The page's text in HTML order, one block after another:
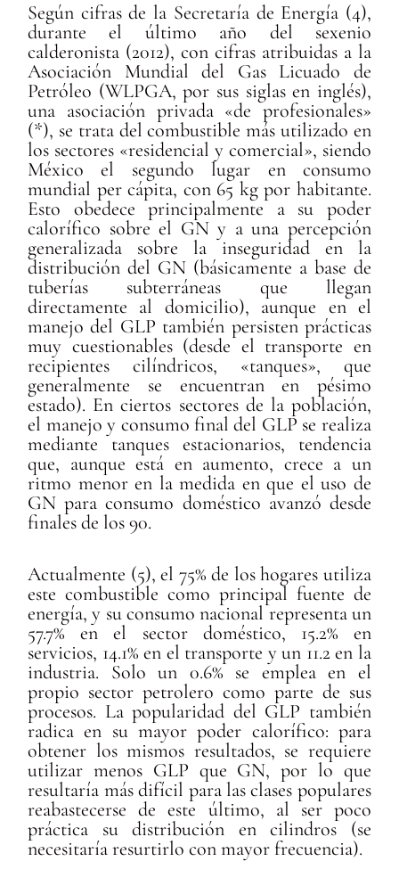
Según cifras de la Secretaría de Energía (4),
durante el último año del sexenio
calderonista (2012), con cifras atribuidas a la
Asociación Mundial del Gas Licuado de
Petróleo (WLPGA, por sus siglas en inglés),
una asociación privada «de profesionales»
(*), se trata del combustible más utilizado en
los sectores «residencial y comercial», siendo
México el segundo lugar en consumo
mundial per cápita, con 65 kg por habitante.
Esto obedece principalmente a su poder
calorífico sobre el GN y a una percepción
generalizada sobre la inseguridad en la
distribución del GN (básicamente a base de
tuberías subterráneas que llegan
directamente al domicilio), aunque en el
manejo del GLP también persisten prácticas
muy cuestionables (desde el transporte en
recipientes cilíndricos, «tanques», que
generalmente se encuentran en pésimo
estado). En ciertos sectores de la población,
el manejo y consumo final del GLP se realiza
mediante tanques estacionarios, tendencia
que, aunque está en aumento, crece a un
ritmo menor en la medida en que el uso de
GN para consumo doméstico avanzó desde
finales de los 90.
Actualmente (5), el 75% de los hogares utiliza
este combustible como principal fuente de
energía, y su consumo nacional representa un
57.7% en el sector doméstico, 15.2% en
servicios, 14.1% en el transporte y un 11.2 en la
industria. Solo un 0.6% se emplea en el
propio sector petrolero como parte de sus
procesos. La popularidad del GLP también
radica en su mayor poder calorífico: para
obtener los mismos resultados, se requiere
utilizar menos GLP que GN, por lo que
resultaría más difícil para las clases populares
reabastecerse de este último, al ser poco
práctica su distribución en cilindros (se
necesitaría resurtirlo con mayor frecuencia).